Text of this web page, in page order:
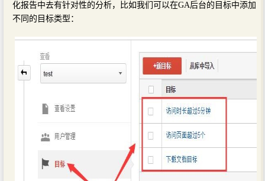
化报告中去有针对性的分析，比如我们可以在GA后台的目标中添加
不同的目标类型：